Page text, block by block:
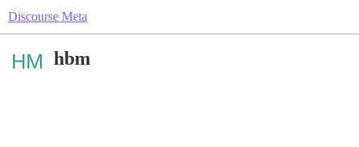
Discourse Meta
hbm